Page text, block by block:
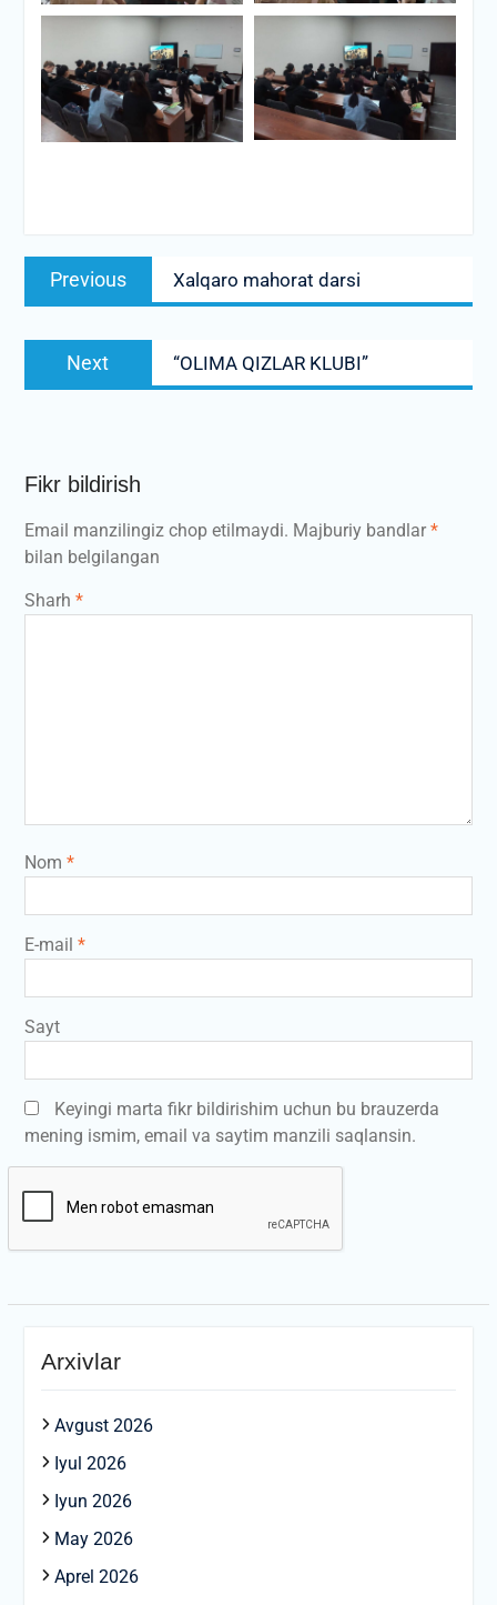
Post
menyusi
Previous
Previous
post:
Xalqaro mahorat darsi
Next
Next
post:
“OLIMA QIZLAR KLUBI”
Fikr bildirish
Email manzilingiz chop etilmaydi. Majburiy bandlar*
bilan belgilangan
Sharh *
Nom *
E-mail *
Sayt
Keyingi marta fikr bildirishim uchun bu brauzerda
mening ismim, email va saytim manzili saqlansin.
Arxivlar
Avgust 2026
Iyul 2026
Iyun 2026
May 2026
Aprel 2026